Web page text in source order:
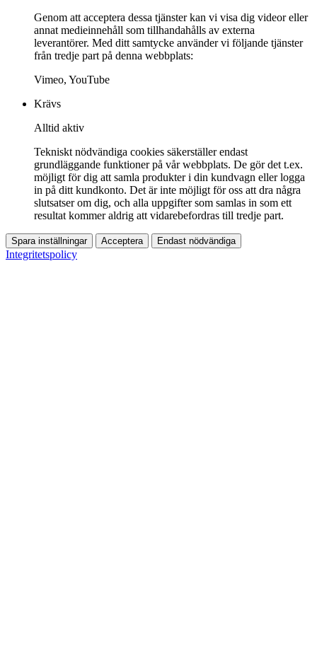
Genom att acceptera dessa tjänster kan vi visa dig videor eller
annat medieinnehåll som tillhandahålls av externa
leverantörer. Med ditt samtycke använder vi följande tjänster
från tredje part på denna webbplats:
Vimeo, YouTube
Krävs
Alltid aktiv
Tekniskt nödvändiga cookies säkerställer endast
grundläggande funktioner på vår webbplats. De gör det t.ex.
möjligt för dig att samla produkter i din kundvagn eller logga
in på ditt kundkonto. Det är inte möjligt för oss att dra några
slutsatser om dig, och alla uppgifter som samlas in som ett
resultat kommer aldrig att vidarebefordras till tredje part.
Spara inställningar Acceptera Endast nödvändiga
Integritetspolicy